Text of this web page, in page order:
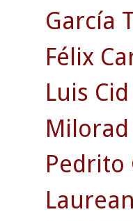
García
Félix
Luis
Pedrito